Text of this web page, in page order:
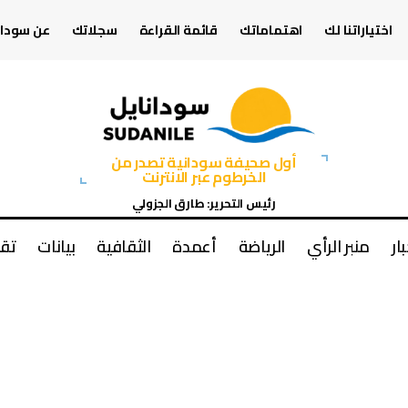
اختياراتنا لك اهتماماتك قائمة القراءة سجلاتك عن
أول صحيفة سودانية تصدر من
الخرطوم عبر الانترنت
رئيس التحرير: طارق الجزولي
منبر الرأي الرياضة أعمدة الثقافية بيانات